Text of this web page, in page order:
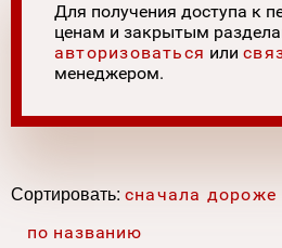
Для получения доступа к
ценам и закрытым
авторизоваться или
менеджером.
Сортировать: сначала дороже
по названию